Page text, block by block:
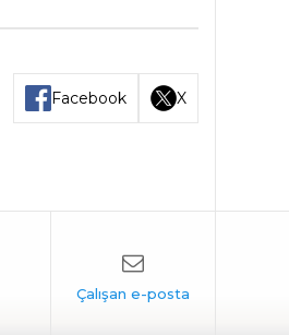
Facebook X